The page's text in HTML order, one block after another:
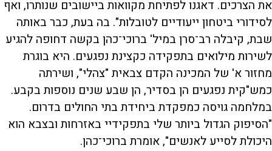
את הצרכים. דאגנו לפתיחת מקוואות ביישובים שנותרו, ואף
לסידורי ביטחון ייעודיים לטובלות". בה בעת, כבר באותה
שבת, קיבלה רב־סרן במיל' ברוכי־כהן בקשה דחופה להגיע
לשירות מילואים בתפקידה כקצינת נפגעים. היא בוגרת
מחזור א' של המכינה הקדם צבאית "צהלי", ושירתה
כמש"קית נפגעים הן בסדיר, הן שבע שנים נוספות בקבע.
במלחמה גויסה כמפקדת ביחידת בתי החולים בדרום.
"הסיפוק הגדול ביותר שלי בתפקידיי באזרחות ובצבא הוא
היכולת לסייע לאנשים", אומרת ברוכי־כהן.